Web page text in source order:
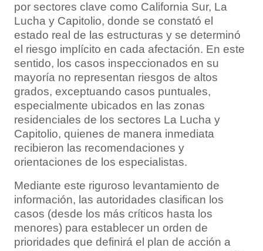
por sectores clave como California Sur, La
Lucha y Capitolio, donde se constató el
estado real de las estructuras y se determinó
el riesgo implícito en cada afectación. En este
sentido, los casos inspeccionados en su
mayoría no representan riesgos de altos
grados, exceptuando casos puntuales,
especialmente ubicados en las zonas
residenciales de los sectores La Lucha y
Capitolio, quienes de manera inmediata
recibieron las recomendaciones y
orientaciones de los especialistas.
Mediante este riguroso levantamiento de
información, las autoridades clasifican los
casos (desde los más críticos hasta los
menores) para establecer un orden de
prioridades que definirá el plan de acción a